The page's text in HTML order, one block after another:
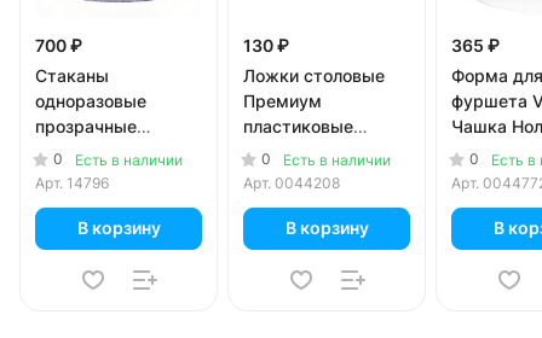
700 ₽
Стаканы
одноразовые
прозрачные
кристалл 200 мл,
50 шт. в уп.
0
Есть в наличии
Арт. 14796
В корзину
130 ₽
Ложки столовые
Премиум
пластиковые
черные 180 мм 50
шт. в уп.
0
Есть в наличии
Арт. 0044208
В корзину
365 ₽
Форма для
фуршета
Чашка
15 шт. в
0
Есть в
Арт.
В